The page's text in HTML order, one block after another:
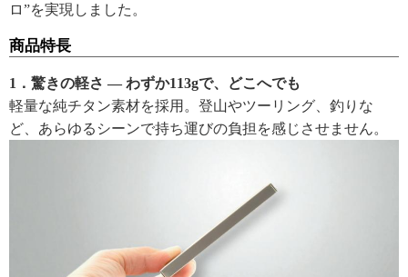
ロ”を実現しました。
商品特長
1．驚きの軽さ ― わずか113gで、どこへでも
軽量な純チタン素材を採用。登山やツーリング、釣りな
ど、あらゆるシーンで持ち運びの負担を感じさせません。